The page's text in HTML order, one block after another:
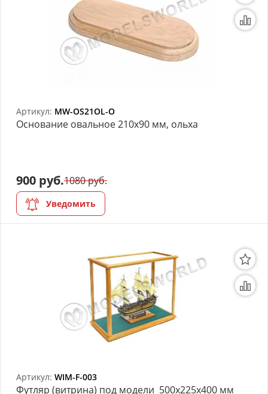
Артикул: MW-OS21OL-O
Основание овальное 210х90 мм, ольха
900 руб.1080 руб.
Уведомить
Артикул: WIM-F-003
Футляр (витрина) под модели 500х225х400 мм